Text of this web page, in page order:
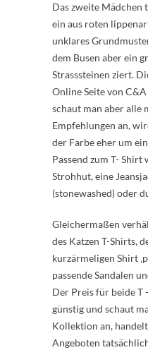
Das zweite Mädchen
ein aus roten
unklares
dem Busen aber ein
Strasssteinen ziert.
Online Seite von
schaut man aber alle
Empfehlungen an,
der Farbe eher um
Passend zum T- Shirt
Strohhut, eine
(stonewashed) oder
Gleichermaßen
des Katzen T-Shirts,
kurzärmeligen Shirt
passende Sandalen
Der Preis für beide
günstig und schaut
Kollektion an,
Angeboten